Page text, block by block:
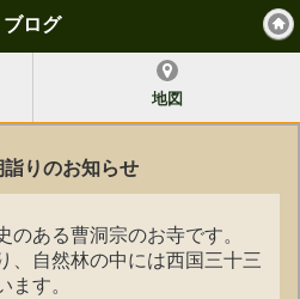
ブログ
地図
りのお知らせ
のある曹洞宗のお寺です。
、自然林の中には西国三十三
ます。